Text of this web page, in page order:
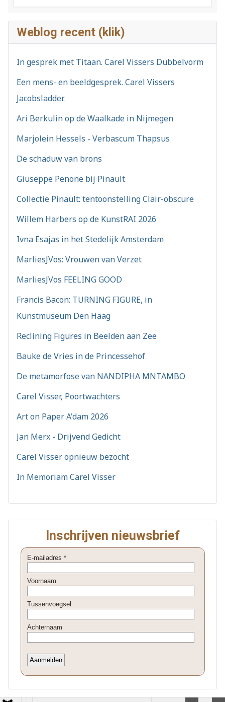
Weblog recent (klik)
In gesprek met Titaan. Carel Vissers Dubbelvorm
Een mens- en beeldgesprek. Carel Vissers
Jacobsladder.
Ari Berkulin op de Waalkade in Nijmegen
Marjolein Hessels - Verbascum Thapsus
De schaduw van brons
Giuseppe Penone bij Pinault
Collectie Pinault: tentoonstelling Clair-obscure
Willem Harbers op de KunstRAI 2026
Ivna Esajas in het Stedelijk Amsterdam
MarliesJVos: Vrouwen van Verzet
MarliesJVos FEELING GOOD
Francis Bacon: TURNING FIGURE, in
Kunstmuseum Den Haag
Reclining Figures in Beelden aan Zee
Bauke de Vries in de Princessehof
De metamorfose van NANDIPHA MNTAMBO
Carel Visser, Poortwachters
Art on Paper A'dam 2026
Jan Merx - Drijvend Gedicht
Carel Visser opnieuw bezocht
In Memoriam Carel Visser
Inschrijven nieuwsbrief